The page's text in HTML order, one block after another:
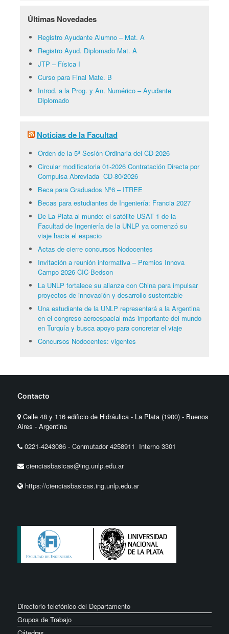
Últimas Novedades
Registro Ayudante Alumno – Mat. A
Registro Ayud. Diplomado Mat. A
JTP – Física I
Curso para Final Mate. B
Introd. a la Prog. y An. Numérico – Ayudante
Diplomado
Noticias de la Facultad
Orden de la 5ª Sesión Ordinaria del CD 2026
Circular modificatoria 01-2026 Contratación Directa por
Compulsa Abreviada CD-80/2026
Beca para Graduados Nº6 – ITREE
Becas para estudiantes de Ingeniería: Francia 2027
De La Plata al mundo: el satélite USAT 1 de la
Facultad de Ingeniería de la UNLP ya comenzó su
viaje hacia el espacio
Actas de cierre concursos Nodocentes
Invitación a reunión informativa – Premios Innova
Campo 2026 CIC-Bedson
La UNLP fortalece su alianza con China para impulsar
proyectos de innovación y desarrollo sustentable
Una estudiante de la UNLP representará a la Argentina
en el congreso aeroespacial más importante del mundo
en Turquía y busca apoyo para concretar el viaje
Concursos Nodocentes: vigentes
Contacto
Calle 48 y 116 edificio de Hidráulica - La Plata (1900) - Buenos
Aires - Argentina
0221-4243086 -Conmutador 4258911 Interno 3301
cienciasbasicas@ing.unlp.edu.ar
https://cienciasbasicas.ing.unlp.edu.ar
Directorio telefónico del Departamento
Grupos de Trabajo